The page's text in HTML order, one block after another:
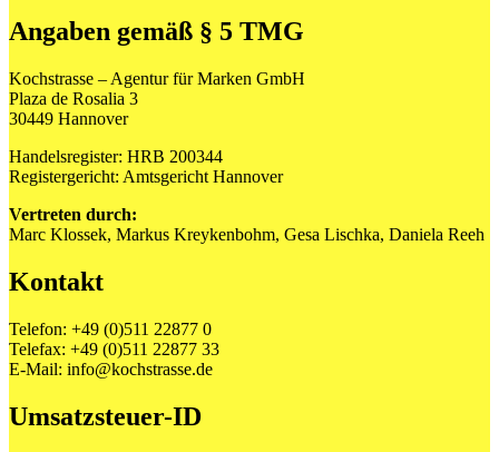
Angaben gemäß § 5 TMG
Kochstrasse – Agentur für Marken GmbH
Plaza de Rosalia 3
30449 Hannover
Handelsregister: HRB 200344
Registergericht: Amtsgericht Hannover
Vertreten durch:
Marc Klossek, Markus Kreykenbohm, Gesa Lischka, Daniela Reeh
Kontakt
Telefon: +49 (0)511 22877 0
Telefax: +49 (0)511 22877 33
E-Mail: info@kochstrasse.de
Umsatzsteuer-ID